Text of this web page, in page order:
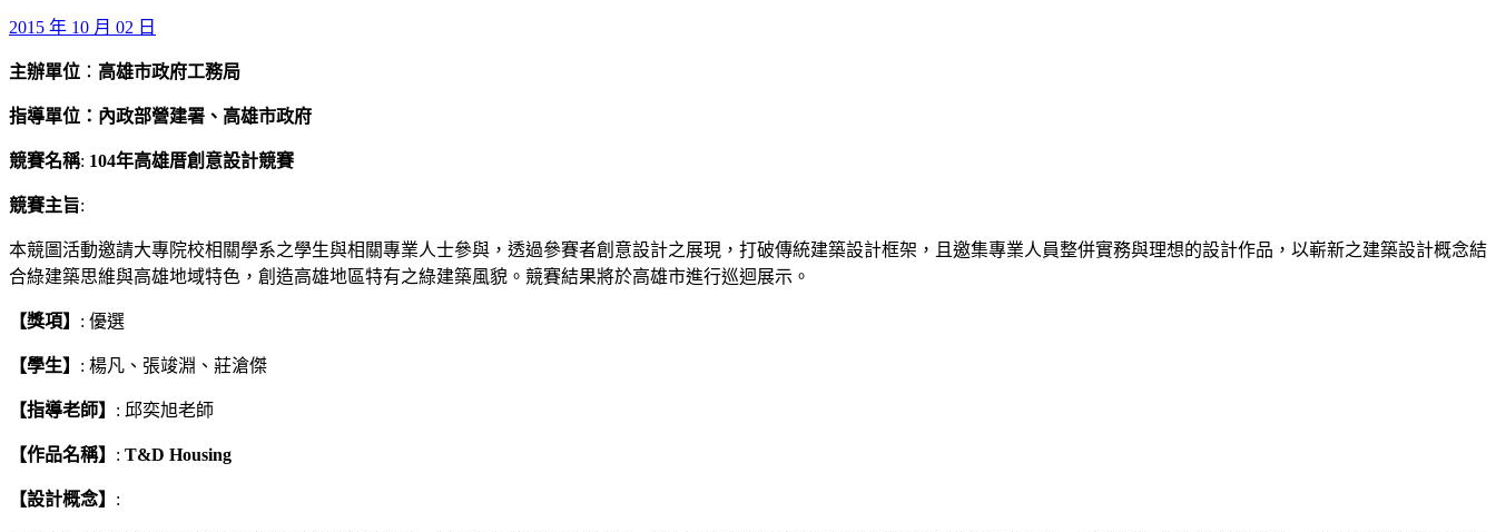
2015 年 10 月 02 日
主辦單位 ： 高雄市政府工務局
指導單位：內政部營建署、高雄市政府
競賽名稱: 104年高雄厝創意設計競賽
競賽主旨:
本競圖活動邀請大專院校相關學系之學生與相關專業人士參與，透過參賽者創意設計之展現，打破傳統建築設計框架，且邀集專業人員整併實務與理想的設計作品，以嶄新之建築設計概念結
合綠建築思維與高雄地域特色，創造高雄地區特有之綠建築風貌。競賽結果將於高雄市進行巡迴展示。
【獎項】 : 優選
【學生】 : 楊凡、張竣淵、莊滄傑
【指導老師】 : 邱奕旭老師
【作品名稱】 : T&D Housing
【設計概念】 :